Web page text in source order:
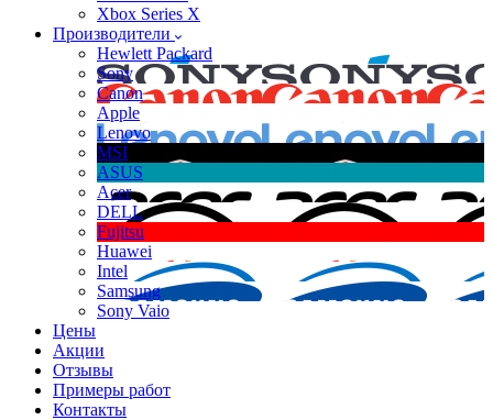
Xbox Series X
Производители
Hewlett Packard
Sony
Canon
Apple
Lenovo
MSI
ASUS
Acer
DELL
Fujitsu
Huawei
Intel
Samsung
Sony Vaio
Цены
Акции
Отзывы
Примеры работ
Контакты